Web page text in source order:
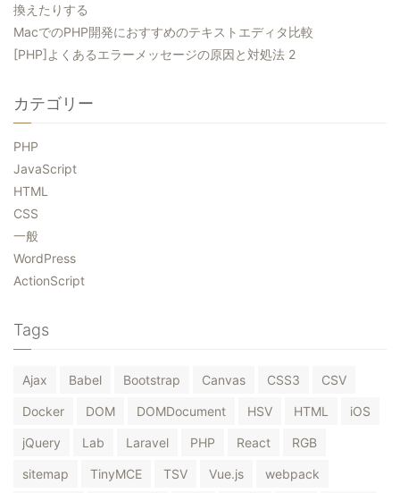
換えたりする
MacでのPHP開発におすすめのテキストエディタ比較
[PHP]よくあるエラーメッセージの原因と対処法 2
カテゴリー
PHP
JavaScript
HTML
CSS
一般
WordPress
ActionScript
Tags
Ajax Babel Bootstrap Canvas CSS3 CSV
Docker DOM DOMDocument HSV HTML iOS
jQuery Lab Laravel PHP React RGB
sitemap TinyMCE TSV Vue.js webpack